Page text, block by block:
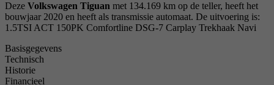
Deze Volkswagen Tiguan met 134.169 km op de teller, heeft het
bouwjaar 2020 en heeft als transmissie automaat. De uitvoering is:
1.5TSI ACT 150PK Comfortline DSG-7 Carplay Trekhaak Navi
Basisgegevens
Technisch
Historie
Financieel